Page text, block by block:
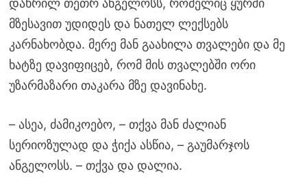
დახრილ თეთრ ანგელოსს, რომელიც ყურში
მზესავით უდიდეს და ნათელ ლექსებს
კარნახობდა. მერე მან გაახილა თვალები და მე
ხატზე დავიფიცებ, რომ მის თვალებში ორი
უზარმაზარი თაკარა მზე დავინახე.
– ასეა, ძამიკოებო, – თქვა მან ძალიან
სერიოზულად და ჭიქა ასწია, – გაუმარჯოს
ანგელოსს. – თქვა და დალია.